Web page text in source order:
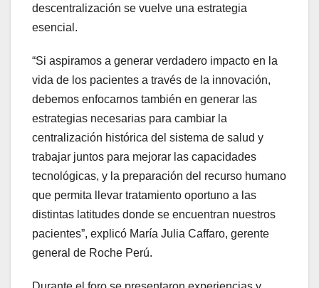
descentralización se vuelve una estrategia
esencial.
“Si aspiramos a generar verdadero impacto en la
vida de los pacientes a través de la innovación,
debemos enfocarnos también en generar las
estrategias necesarias para cambiar la
centralización histórica del sistema de salud y
trabajar juntos para mejorar las capacidades
tecnológicas, y la preparación del recurso humano
que permita llevar tratamiento oportuno a las
distintas latitudes donde se encuentran nuestros
pacientes”, explicó María Julia Caffaro, gerente
general de Roche Perú.